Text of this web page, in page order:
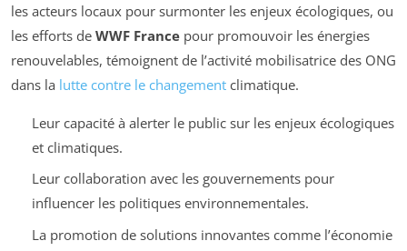
les acteurs locaux pour surmonter les enjeux écologiques, ou
les efforts de WWF France pour promouvoir les énergies
renouvelables, témoignent de l’activité mobilisatrice des ONG
dans la lutte contre le changement climatique.
Leur capacité à alerter le public sur les enjeux écologiques
et climatiques.
Leur collaboration avec les gouvernements pour
influencer les politiques environnementales.
La promotion de solutions innovantes comme l’économie